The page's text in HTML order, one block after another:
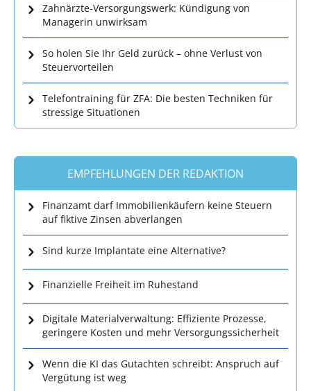
Zahnärzte-Versorgungswerk: Kündigung von
Managerin unwirksam
So holen Sie Ihr Geld zurück – ohne Verlust von
Steuervorteilen
Telefontraining für ZFA: Die besten Techniken für
stressige Situationen
EMPFEHLUNGEN DER REDAKTION
Finanzamt darf Immobilienkäufern keine Steuern
auf fiktive Zinsen abverlangen
Sind kurze Implantate eine Alternative?
Finanzielle Freiheit im Ruhestand
Digitale Materialverwaltung: Effiziente Prozesse,
geringere Kosten und mehr Versorgungssicherheit
Wenn die KI das Gutachten schreibt: Anspruch auf
Vergütung ist weg